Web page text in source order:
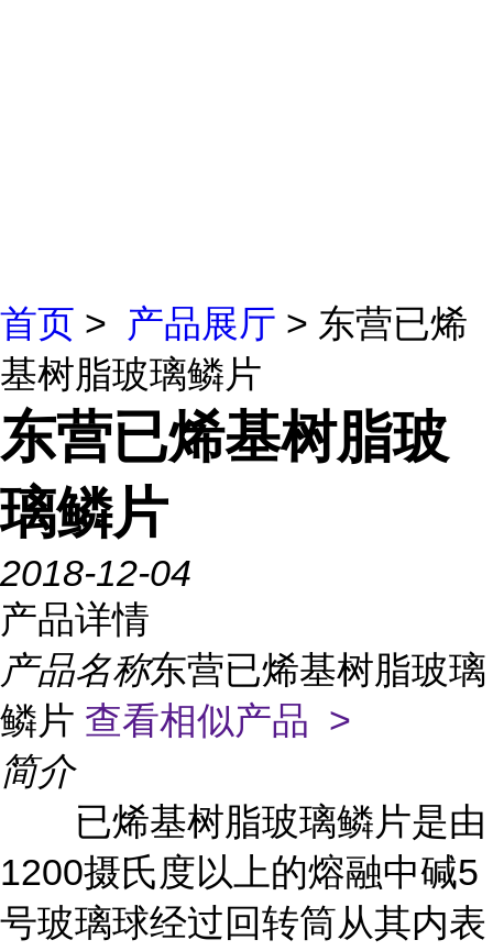
首页 > 产品展厅 > 东营已烯
基树脂玻璃鳞片
东营已烯基树脂玻
璃鳞片
2018-12-04
产品详情
产品名称东营已烯基树脂玻璃
鳞片 查看相似产品 >
简介
已烯基树脂玻璃鳞片是由
1200摄氏度以上的熔融中碱5
号玻璃球经过回转筒从其内表